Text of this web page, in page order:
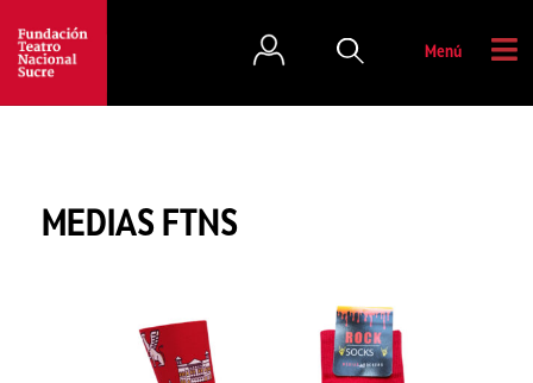
Menú
MEDIAS FTNS